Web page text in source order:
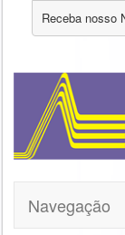
Receba nosso
Navegação